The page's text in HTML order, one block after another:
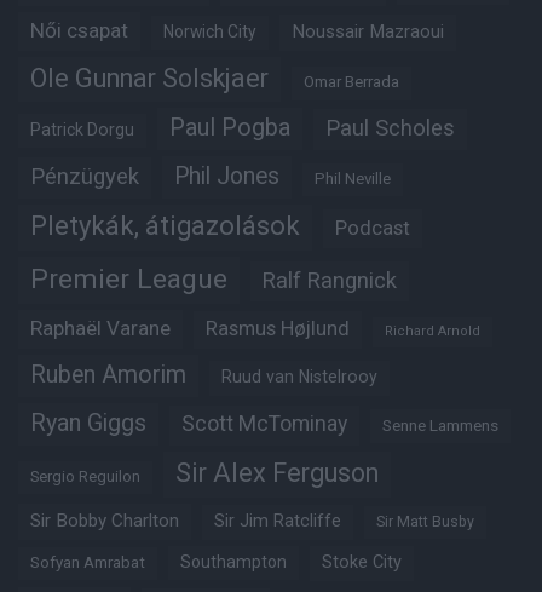
Női csapat Norwich City Noussair Mazraoui
Ole Gunnar Solskjaer Omar Berrada
Patrick Dorgu Paul Pogba Paul Scholes
Pénzügyek Phil Jones Phil Neville
Pletykák, átigazolások Podcast
Premier League Ralf Rangnick
Raphaël Varane Rasmus Højlund Richard Arnold
Ruben Amorim Ruud van Nistelrooy
Ryan Giggs Scott McTominay Senne Lammens
Sergio Reguilon Sir Alex Ferguson
Sir Bobby Charlton Sir Jim Ratcliffe Sir Matt Busby
Sofyan Amrabat Southampton Stoke City